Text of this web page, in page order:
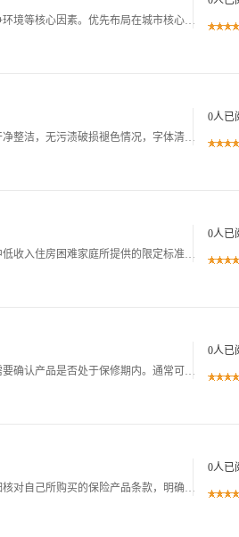
便利店建设标准一选址与场地标准一区位选择便利店的选址需综合考量人流量消费能力竞争环境等核心因素。优先布局在城市核心商务区大型社区出入口交通枢纽如地铁站公交站高铁站高校周边产业园区等人流密集区域。其中，商务区便利店应覆盖写字楼底层或裙楼，确保
便利店服务评价手册一服务环境评价标准一店铺外观与标识招牌与标识清晰度招牌应保持干净整洁，无污渍破损褪色情况，字体清晰可辨，夜间或光线不足时招牌灯光需正常亮起，确保在50米外可清晰识别店铺名称与品牌标识。例如，全家7 11等连锁品牌的招牌，需
0人已
保障性住房建设标准一保障性住房建设的核心定位与标准制定原则保障性住房是指政府为中低收入住房困难家庭所提供的限定标准限定价格或租金的住房，一般由廉租住房经济适用住房政策性租赁住房定向安置房等构成。其建设标准的制定，必须以保障基本居住需求兼顾区
0人已
保修期内维修指导书一报修前的准备工作一确认产品保修状态在联系售后报修之前，首先需要确认产品是否处于保修期内。通常可以通过以下几种方式进行核实：查看购买凭证：购买发票电子订单截图等是最直接的保修依据，上面会明确标注购买日期，结合产品的保修期限
0人已
保险理赔报案指导书一报案前的准备工作一确认保险责任范围在决定报案之前，首先要仔细核对自己所购买的保险产品条款，明确保险责任范围。不同类型的保险，其保障内容差异巨大。例如，重疾险主要针对合同约定的重大疾病提供赔付，而医疗险则侧重于报销因疾病或
0人已